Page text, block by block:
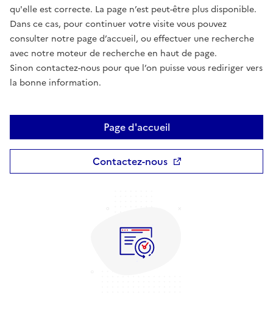
qu'elle est correcte. La page n’est peut-être plus disponible.
Dans ce cas, pour continuer votre visite vous pouvez
consulter notre page d’accueil, ou effectuer une recherche
avec notre moteur de recherche en haut de page.
Sinon contactez-nous pour que l’on puisse vous rediriger vers
la bonne information.
Page d'accueil
Contactez-nous